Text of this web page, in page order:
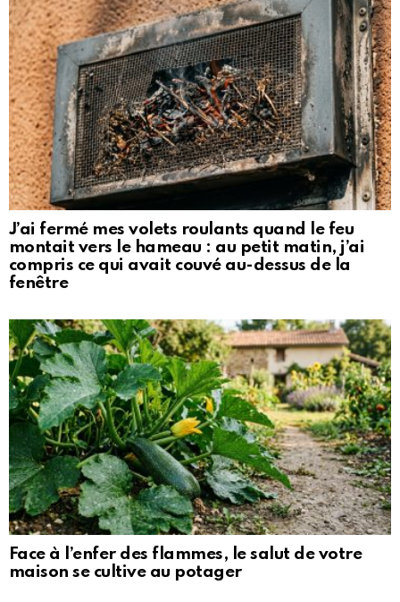
J’ai fermé mes volets roulants quand le feu
montait vers le hameau : au petit matin, j’ai
compris ce qui avait couvé au-dessus de la
fenêtre
Face à l’enfer des flammes, le salut de votre
maison se cultive au potager